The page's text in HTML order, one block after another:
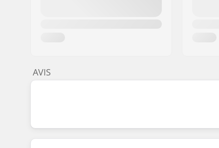
AVIS